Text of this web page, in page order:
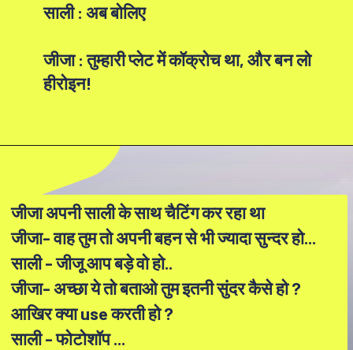
साली : अब बोलिए
जीजा : तुम्हारी प्लेट में कॉक्रोच था, और बन लो
हीरोइन!
जीजा अपनी साली के साथ चैटिंग कर रहा था
जीजा- वाह तुम तो अपनी बहन से भी ज्यादा सुन्दर हो...
साली - जीजू आप बड़े वो हो..
जीजा- अच्छा ये तो बताओ तुम इतनी सुंदर कैसे हो ?
आखिर क्या use करती हो ?
साली - फोटोशॉप ...